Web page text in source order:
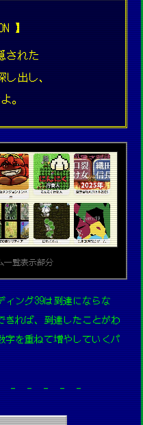
】
された
出し、
。
覧表示部分
ング39は到達にならな
きれば、到達したことがわ
字を重ねて増やしていくパ
- - - - -